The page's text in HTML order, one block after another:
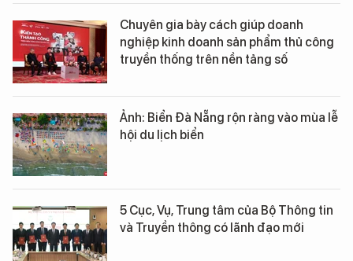
Chuyên gia bày cách giúp doanh
nghiệp kinh doanh sản phẩm thủ công
truyền thống trên nền tảng số
Ảnh: Biển Đà Nẵng rộn ràng vào mùa lễ
hội du lịch biển
5 Cục, Vụ, Trung tâm của Bộ Thông tin
và Truyền thông có lãnh đạo mới